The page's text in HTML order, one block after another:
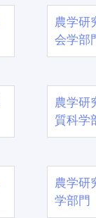
農学
会学部
農学
質科学
農学
学部門